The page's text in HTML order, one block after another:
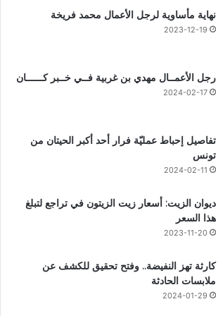
نهاية مأساوية لرجل الأعمال محمد فريخة
2023-12-19
رجل الأعمــال مهدي بن غربية فــي خــبر كــــــان
2024-02-17
تفاصيل إحباط عمليّة فرار أحد أكبر الحيتان من
تونس
2024-02-11
ديوان الزيت: أسعار زيت الزيتون في تراجع لتبلغ
هذا السعر
2023-11-20
كارثة تهز النفيضة.. وفتح تحقيق للكشف عن
ملابسات الحادثة
2024-01-29